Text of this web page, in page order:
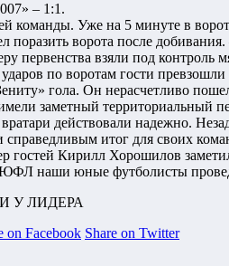
– 1:1.
команды. Уже на 5 минуте в
поразить ворота после добивания.
первенства взяли под контроль
по воротам гости
гола. Он нерасчетливо
заметный территориальный
действовали надежно.
справедливым итог для своих
гостей Кирилл Хорошилов
наши юные футболисты
on Facebook Share on Twitter